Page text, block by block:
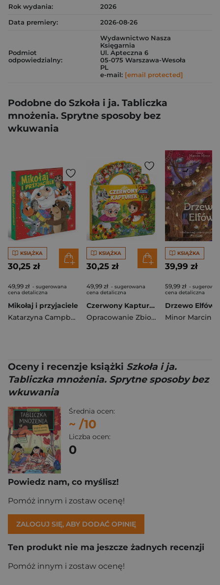
Rok wydania:
2026
Data premiery:
2026-08-26
Podmiot
odpowiedzialny:
Wydawnictwo Nasza
Księgarnia
Ul. Apteczna 6
05-075 Warszawa-Wesoła
PL
e-mail: [email protected]
Podobne do Szkoła i ja. Tabliczka
mnożenia. Sprytne sposoby bez
wkuwania
KSIĄŻKA
30,25 zł
49,99 zł - sugerowana
cena detaliczna
Mikołaj i przyjaciele
Katarzyna Campbell
KSIĄŻKA
30,25 zł
49,99 zł - sugerowana
cena detaliczna
Czerwony Kapturek
Opracowanie Zbiorowe
KSIĄŻKA
39,99 zł
59,99 zł -
cena detaliczna
Minor Marcin
Oceny i recenzje książki Szkoła i ja.
Tabliczka mnożenia. Sprytne sposoby bez
wkuwania
Średnia ocen:
~ /10
Liczba ocen:
0
Powiedz nam, co myślisz!
Pomóż innym i zostaw ocenę!
ZALOGUJ SIĘ, ABY DODAĆ OPINIĘ
Ten produkt nie ma jeszcze żadnych recenzji
Pomóż innym i zostaw ocenę!